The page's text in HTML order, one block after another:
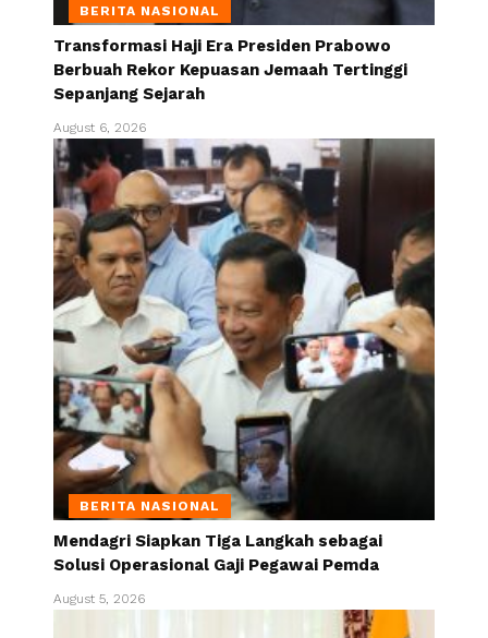
BERITA NASIONAL
Transformasi Haji Era Presiden Prabowo
Berbuah Rekor Kepuasan Jemaah Tertinggi
Sepanjang Sejarah
August 6, 2026
BERITA NASIONAL
Mendagri Siapkan Tiga Langkah sebagai
Solusi Operasional Gaji Pegawai Pemda
August 5, 2026